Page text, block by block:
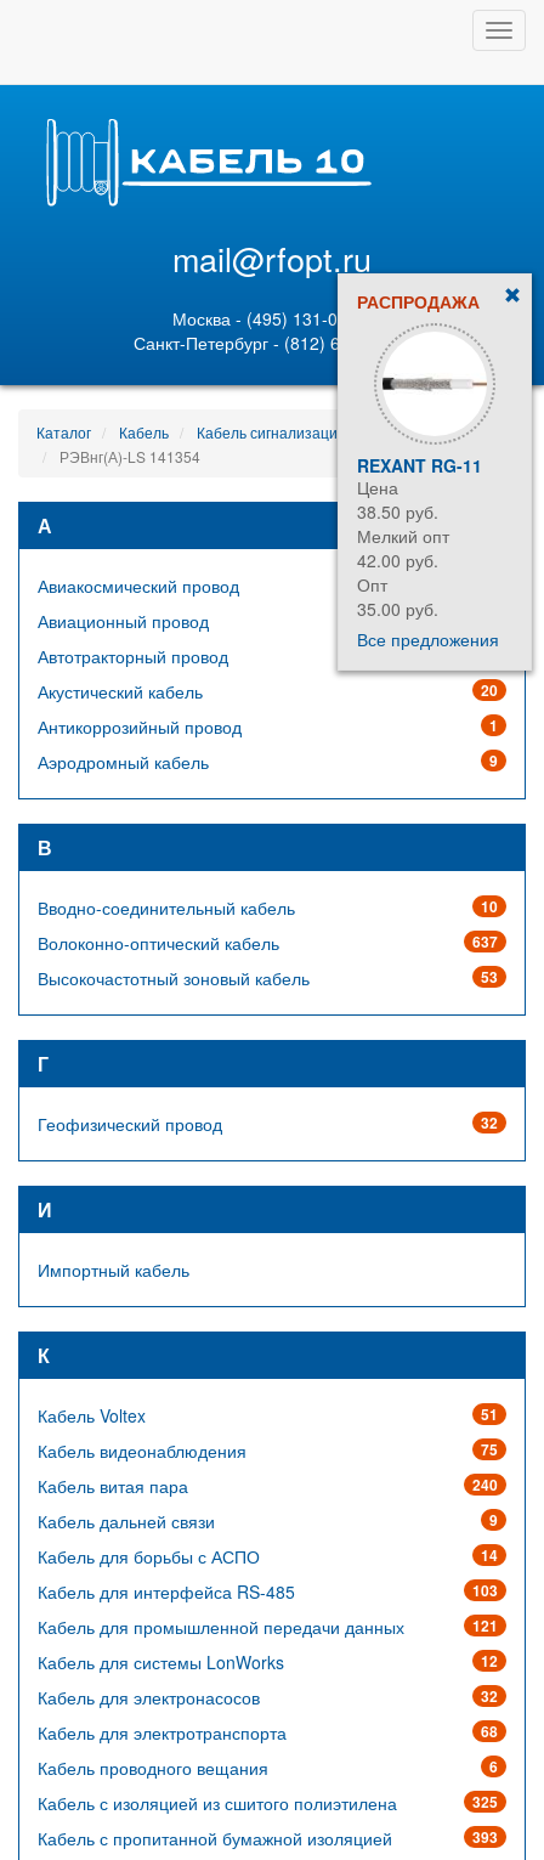
mail@rfopt.ru
Москва - (495) 131-02-05
Санкт-Петербург - (812) 628-80-89
РАСПРОДАЖА
REXANT RG-11
Цена
38.50 руб.
Мелкий опт
42.00 руб.
Опт
35.00 руб.
Все предложения
Каталог Кабель
Кабель сигнализации и блокировки
РЭВнг(А)-LS 141354
А
Авиакосмический провод
Авиационный провод
Автотракторный провод
20
Акустический кабель
1
Антикоррозийный провод
9
Аэродромный кабель
В
10
Вводно-соединительный кабель
637
Волоконно-оптический кабель
53
Высокочастотный зоновый кабель
Г
32
Геофизический провод
И
Импортный кабель
К
51
Кабель Voltex
75
Кабель видеонаблюдения
240
Кабель витая пара
9
Кабель дальней связи
14
Кабель для борьбы с АСПО
103
Кабель для интерфейса RS-485
121
Кабель для промышленной передачи данных
12
Кабель для системы LonWorks
32
Кабель для электронасосов
68
Кабель для электротранспорта
6
Кабель проводного вещания
325
Кабель с изоляцией из сшитого полиэтилена
393
Кабель с пропитанной бумажной изоляцией